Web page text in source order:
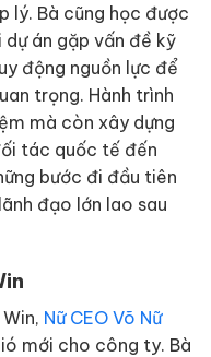
lý. Bà cũng học được
dự án gặp vấn đề kỹ
động nguồn lực để
trọng. Hành trình
mà còn xây dựng
tác quốc tế đến
bước đi đầu tiên
đạo lớn lao sau
Nữ CEO Võ Nữ
mới cho công ty. Bà